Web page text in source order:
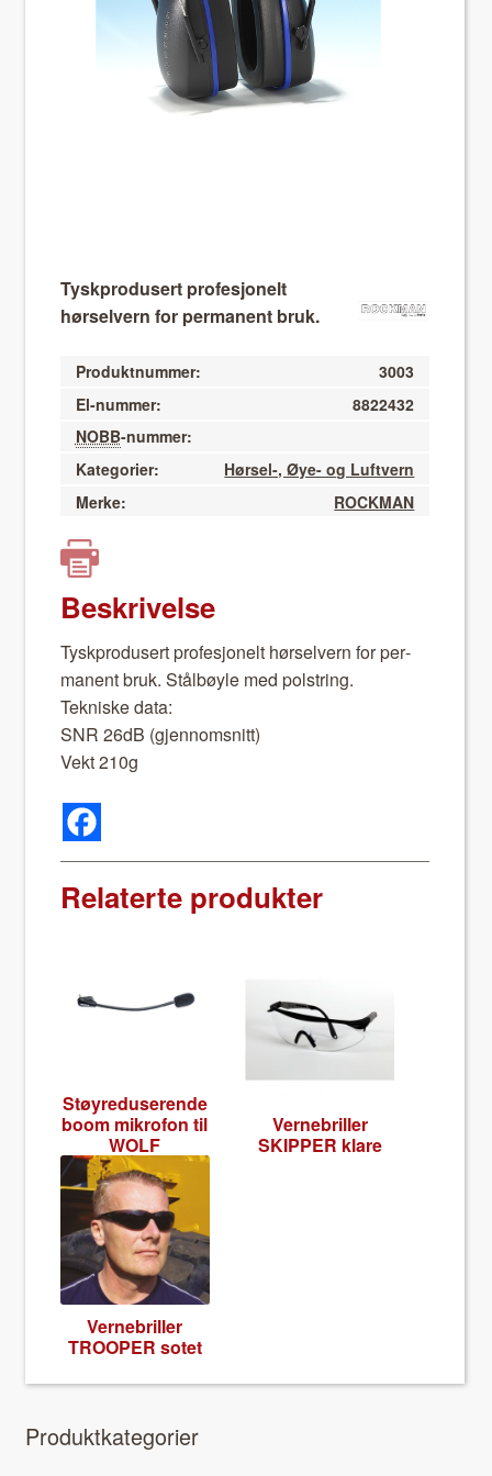
About VIX
Tyskprodusert profesjonelt
hørselvern for permanent bruk.
Produktnummer:
3003
El-nummer:
8822432
NOBB-nummer:
Kategorier:
Hørsel-, Øye- og Luftvern
Merke:
ROCKMAN
Beskrivelse
Tyskpro­dusert pro­fesjonelt hør­selvern for per­
ma­nent bruk. Stål­bøyle med pol­string.
Tekniske data:
SNR 26dB (gjen­nom­snitt)
Vekt 210g
Relaterte produkter
Støyre­duserende
boom mikro­fon til
WOLF
Verne­briller
SKIPPER klare
Verne­briller
TROOPER sotet
Pro­duk­tkat­e­gori­er